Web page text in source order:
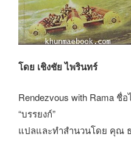
โดย เชิงชัย ไพรินทร์
Rendezvous with Rama ชื่
“บรรยงก์”
แปลและทำสำนวนโดย คุณ